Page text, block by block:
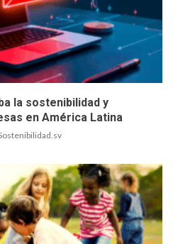
la sostenibilidad y
en América Latina